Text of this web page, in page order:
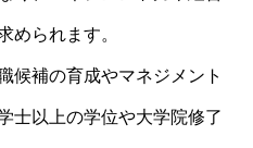
められます。
候補の育成やマネジメント
士以上の学位や大学院修了